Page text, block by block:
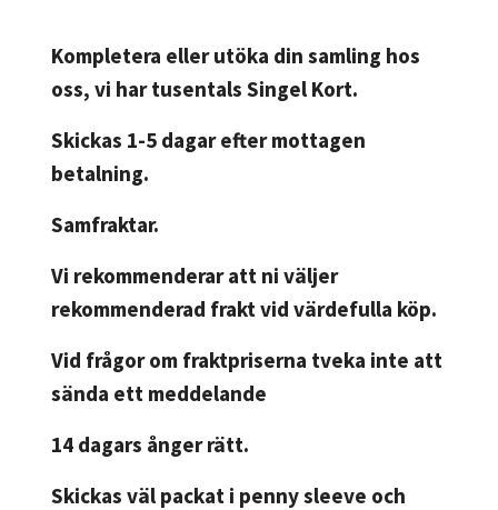
Kompletera eller utöka din samling hos
oss, vi har tusentals Singel Kort.
Skickas 1-5 dagar efter mottagen
betalning.
Samfraktar.
Vi rekommenderar att ni väljer
rekommenderad frakt vid värdefulla köp.
Vid frågor om fraktpriserna tveka inte att
sända ett meddelande
14 dagars ånger rätt.
Skickas väl packat i penny sleeve och